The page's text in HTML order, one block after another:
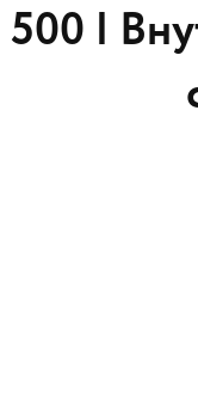
500 |